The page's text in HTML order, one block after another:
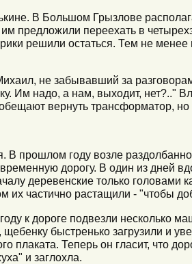
В Большом Грызлове
предложили переехать в
решили остаться. Тем не менее
не забывавший за
Им надо, а нам, выходит, нет?.."
вернуть трансформатор,
В прошлом году возле
дорогу. В один из дней
деревенские только головами
их частично растащили - "чтобы
к дороге подвезли несколько
быстренько загрузили и
Теперь он гласит, что
и заглохла.